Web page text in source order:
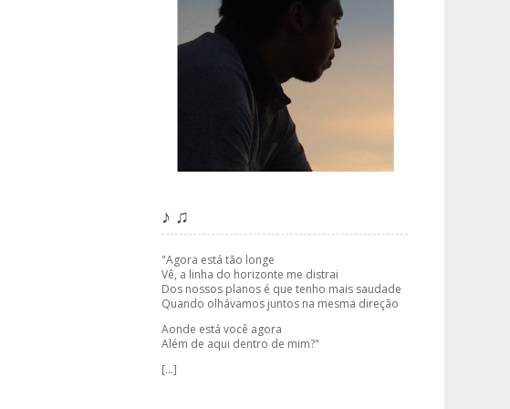
♪ ♫
"Agora está tão longe
Vê, a linha do horizonte me distrai
Dos nossos planos é que tenho mais saudade
Quando olhávamos juntos na mesma direção
Aonde está você agora
Além de aqui dentro de mim?"
[...]